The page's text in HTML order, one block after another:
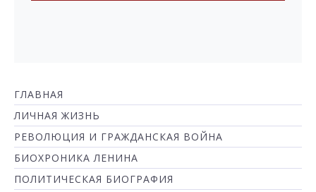
ГЛАВНАЯ
ЛИЧНАЯ ЖИЗНЬ
РЕВОЛЮЦИЯ И ГРАЖДАНСКАЯ ВОЙНА
БИОХРОНИКА ЛЕНИНА
ПОЛИТИЧЕСКАЯ БИОГРАФИЯ